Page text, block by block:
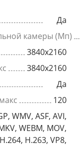
Да
камеры (Мп)
3840x2160
3840x2160
Да
120
WMV, ASF, AVI,
WEBM, MOV,
H.263, VP8,